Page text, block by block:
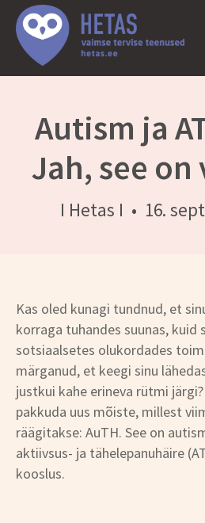
Autism ja
Jah, see
I Hetas I • 16.
Kas oled kunagi tundnud, et
korraga tuhandes suunas, kuid
sotsiaalsetes olukordades
märganud, et keegi sinu
justkui kahe erineva rütmi
pakkuda uus mõiste, millest
räägitakse: AuTH. See on
aktiivsus- ja tähelepanuhäire
kooslus.